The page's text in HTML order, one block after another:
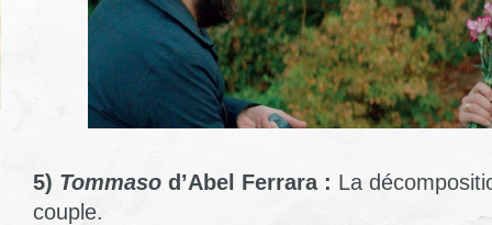
5) Tommaso d’Abel Ferrara : La
couple.